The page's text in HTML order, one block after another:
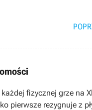
fizycznej grze na
pierwsze rezygnuje z